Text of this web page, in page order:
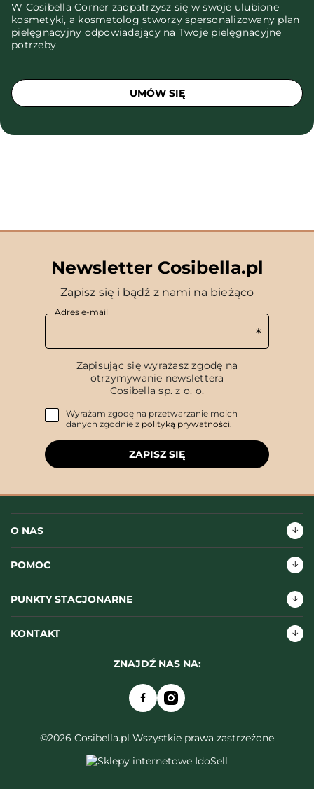
W Cosibella Corner zaopatrzysz się w swoje ulubione
kosmetyki, a kosmetolog stworzy spersonalizowany plan
pielęgnacyjny odpowiadający na Twoje pielęgnacyjne
potrzeby.
UMÓW SIĘ
Newsletter Cosibella.pl
Zapisz się i bądź z nami na bieżąco
Adres e-mail
Zapisując się wyrażasz zgodę na
otrzymywanie newslettera
Cosibella sp. z o. o.
Wyrażam zgodę na przetwarzanie moich
danych zgodnie z polityką prywatności.
ZAPISZ SIĘ
O NAS
POMOC
PUNKTY STACJONARNE
KONTAKT
ZNAJDŹ NAS NA:
©2026 Cosibella.pl Wszystkie prawa zastrzeżone